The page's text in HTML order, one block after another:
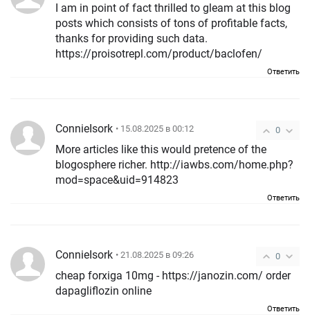
I am in point of fact thrilled to gleam at this blog
posts which consists of tons of profitable facts,
thanks for providing such data.
https://proisotrepl.com/product/baclofen/
Ответить
0
ConnieIsork • 15.08.2025 в 00:12
More articles like this would pretence of the
blogosphere richer. http://iawbs.com/home.php?
mod=space&uid=914823
Ответить
0
ConnieIsork • 21.08.2025 в 09:26
cheap forxiga 10mg - https://janozin.com/ order
dapagliflozin online
Ответить